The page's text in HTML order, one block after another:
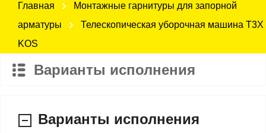
Главная
Монтажные гарнитуры для запорной
арматуры
Телескопическая уборочная машина T3X
KOS
Варианты исполнения
Варианты исполнения